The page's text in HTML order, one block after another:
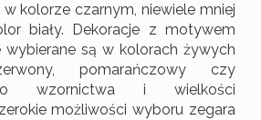
kolorze czarnym, niewiele mniej
biały. Dekoracje z motywem
są w kolorach żywych
pomarańczowy czy
wzornictwa i wielkości
możliwości wyboru zegara